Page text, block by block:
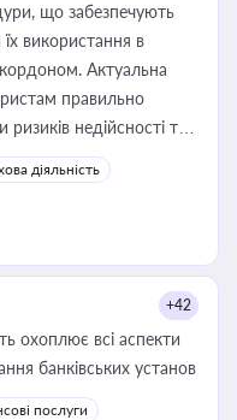
що забезпечують
використання в
Актуальна
правильно
недійсності та
органами влади та
діяльність
+42
охоплює всі аспекти
банківських установ
послуги